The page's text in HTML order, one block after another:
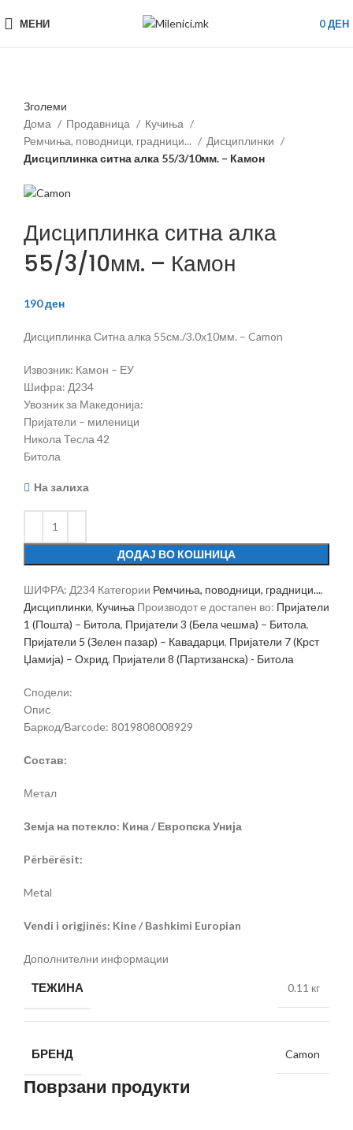
МЕНИ 0ДЕН
Зголеми
Дома
Продавница
Кучиња
Ремчиња, поводници, градници...
Дисциплинки
Дисциплинка ситна алка 55/3/10мм. – Камон
Дисциплинка ситна алка
55/3/10мм. – Камон
190ден
Дисциплинка Ситна алка 55см./3.0х10мм. – Camon
Извозник: Камон – ЕУ
Шифра: Д234
Увозник за Македонија:
Пријатели – миленици
Никола Тесла 42
Битола
На залиха
ДОДАЈ ВО КОШНИЦА
ШИФРА: Д234 Категории Ремчиња, поводници, градници...,
Дисциплинки, Кучиња Производот е достапен во: Пријатели
1 (Пошта) – Битола, Пријатели 3 (Бела чешма) – Битола,
Пријатели 5 (Зелен пазар) – Кавадарци, Пријатели 7 (Крст
Џамија) – Охрид, Пријатели 8 (Партизанска) - Битола
Сподели:
Опис
Баркод/Barcode: 8019808008929
Состав:
Метал
Земја на потекло: Кина / Европска Унија
Përbërësit:
Metal
Vendi i origjinës: Kine / Bashkimi Europian
Дополнителни информации
ТЕЖИНА 0.11 кг
БРЕНД Camon
Поврзани продукти